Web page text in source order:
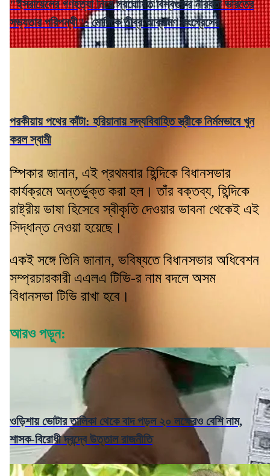
"ইসরায়েলের গণহত্যা নিয়ে স্বঘোষিত বিশ্বগুরুর নীরবতা ভারতের
সভ্যতার পরিপন্থী": মোদিকে তীব্র আক্রমণ কংগ্রেসের
পরকীয়ায় পথের কাঁটা: হরিয়ানায় সদ্যবিবাহিত স্ত্রীকে নির্মমভাবে খুন
করল স্বামী
স্পিকার জানান, এই প্রথমবার হিন্দিকে বিধানসভার
কার্যক্রমে অন্তর্ভুক্ত করা হল। তাঁর বক্তব্য, হিন্দিকে
রাষ্ট্রীয় ভাষা হিসেবে স্বীকৃতি দেওয়ার ভাবনা থেকেই এই
সিদ্ধান্ত নেওয়া হয়েছে।
একই সঙ্গে তিনি জানান, ভবিষ্যতে বিধানসভার অধিবেশন
সম্প্রচারকারী এএলএ টিভি-র নাম বদলে অসম
বিধানসভা টিভি রাখা হবে।
আরও পড়ুন:
ওড়িশায় ভোটার তালিকা থেকে বাদ পড়ল ২০ লক্ষেরও বেশি নাম,
শাসক-বিরোধী দ্বন্দ্বে উত্তাল রাজনীতি